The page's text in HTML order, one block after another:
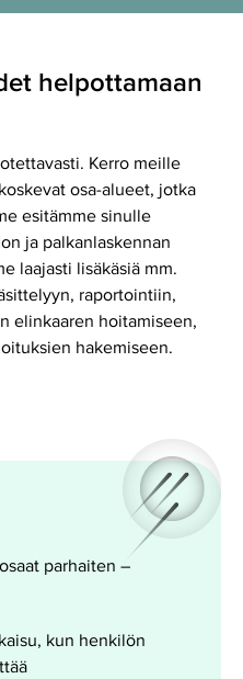
helpottamaan
Kerro meille
osa-alueet, jotka
esitämme sinulle
ja palkanlaskennan
laajasti lisäkäsiä mm.
raportointiin,
elinkaaren hoitamiseen,
hakemiseen.
parhaiten –
kun henkilön